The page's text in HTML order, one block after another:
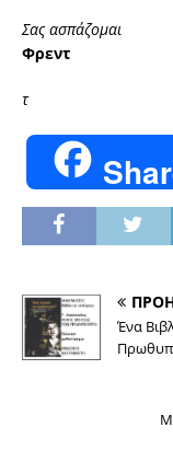
Σας ασπάζομαι
Φρεντ
τ
Ένα